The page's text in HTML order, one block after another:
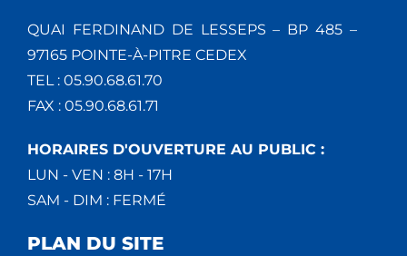
QUAI FERDINAND DE LESSEPS – BP 485 –
97165 POINTE-À-PITRE CEDEX
TEL : 05.90.68.61.70
FAX : 05.90.68.61.71
HORAIRES D'OUVERTURE AU PUBLIC :
LUN - VEN : 8H - 17H
SAM - DIM : FERMÉ
PLAN DU SITE